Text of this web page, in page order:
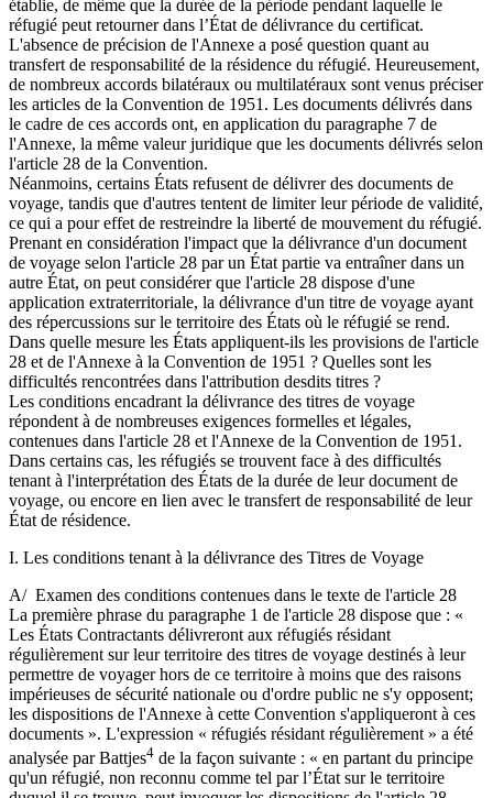
établie, de même que la durée de la période pendant laquelle le
réfugié peut retourner dans l’État de délivrance du certificat.
L'absence de précision de l'Annexe a posé question quant au
transfert de responsabilité de la résidence du réfugié. Heureusement,
de nombreux accords bilatéraux ou multilatéraux sont venus préciser
les articles de la Convention de 1951. Les documents délivrés dans
le cadre de ces accords ont, en application du paragraphe 7 de
l'Annexe, la même valeur juridique que les documents délivrés selon
l'article 28 de la Convention.
Néanmoins, certains États refusent de délivrer des documents de
voyage, tandis que d'autres tentent de limiter leur période de validité,
ce qui a pour effet de restreindre la liberté de mouvement du réfugié.
Prenant en considération l'impact que la délivrance d'un document
de voyage selon l'article 28 par un État partie va entraîner dans un
autre État, on peut considérer que l'article 28 dispose d'une
application extraterritoriale, la délivrance d'un titre de voyage ayant
des répercussions sur le territoire des États où le réfugié se rend.
Dans quelle mesure les États appliquent-ils les provisions de l'article
28 et de l'Annexe à la Convention de 1951 ? Quelles sont les
difficultés rencontrées dans l'attribution desdits titres ?
Les conditions encadrant la délivrance des titres de voyage
répondent à de nombreuses exigences formelles et légales,
contenues dans l'article 28 et l'Annexe de la Convention de 1951.
Dans certains cas, les réfugiés se trouvent face à des difficultés
tenant à l'interprétation des États de la durée de leur document de
voyage, ou encore en lien avec le transfert de responsabilité de leur
État de résidence.
I. Les conditions tenant à la délivrance des Titres de Voyage
A/ Examen des conditions contenues dans le texte de l'article 28
La première phrase du paragraphe 1 de l'article 28 dispose que : «
Les États Contractants délivreront aux réfugiés résidant
régulièrement sur leur territoire des titres de voyage destinés à leur
permettre de voyager hors de ce territoire à moins que des raisons
impérieuses de sécurité nationale ou d'ordre public ne s'y opposent;
les dispositions de l'Annexe à cette Convention s'appliqueront à ces
documents ». L'expression « réfugiés résidant régulièrement » a été
analysée par Battjes4 de la façon suivante : « en partant du principe
qu'un réfugié, non reconnu comme tel par l’État sur le territoire